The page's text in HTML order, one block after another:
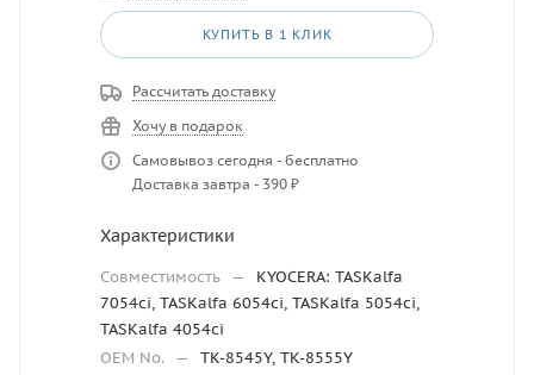
КУПИТЬ В 1 КЛИК
Рассчитать доставку
Хочу в подарок
Самовывоз сегодня - бесплатно
Доставка завтра - 390 ₽
Характеристики
Совместимость —
KYOCERA: TASKalfa
7054ci, TASKalfa 6054ci, TASKalfa 5054ci,
TASKalfa 4054ci
OEM No.
—
TK-8545Y, TK-8555Y